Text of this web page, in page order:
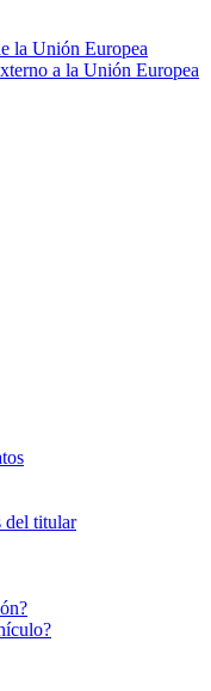
la Unión Europea
a la Unión Europea
del titular